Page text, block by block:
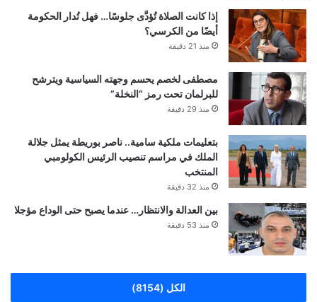
إذا كانت الصلاة تُؤدَّى جلوسًا… فهل تُدار الحكومة
أيضًا من الكرسي؟
منذ 21 دقيقة
مصطفى لخصم يحسم وجهته السياسية ويترشح
للبرلمان تحت رمز “النخلة”
منذ 29 دقيقة
بتعليمات ملكية سامية.. ناصر بوريطة يمثل جلالة
الملك في مراسم تنصيب الرئيس الكولومبي
المنتخب
منذ 32 دقيقة
بين العدالة والانتظار… عندما يصبح حتى الوداع مؤجلا
منذ 53 دقيقة
الكل (8154)